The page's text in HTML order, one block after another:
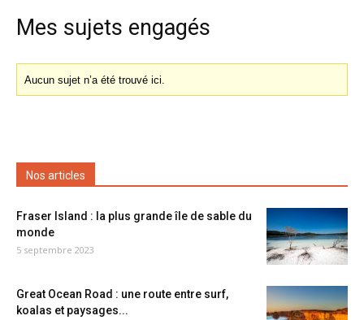
Mes sujets engagés
Aucun sujet n’a été trouvé ici.
Nos articles
Fraser Island : la plus grande île de sable du
monde
5 septembre 2023
Great Ocean Road : une route entre surf,
koalas et paysages...